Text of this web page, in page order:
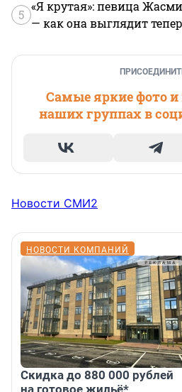
5
«Я крутая»: певица
— как она выглядит
Самые яркие фото и
наших группах в
Новости СМИ2
НОВОСТИ КОМПАНИЙ
Скидка до 880 000 рублей